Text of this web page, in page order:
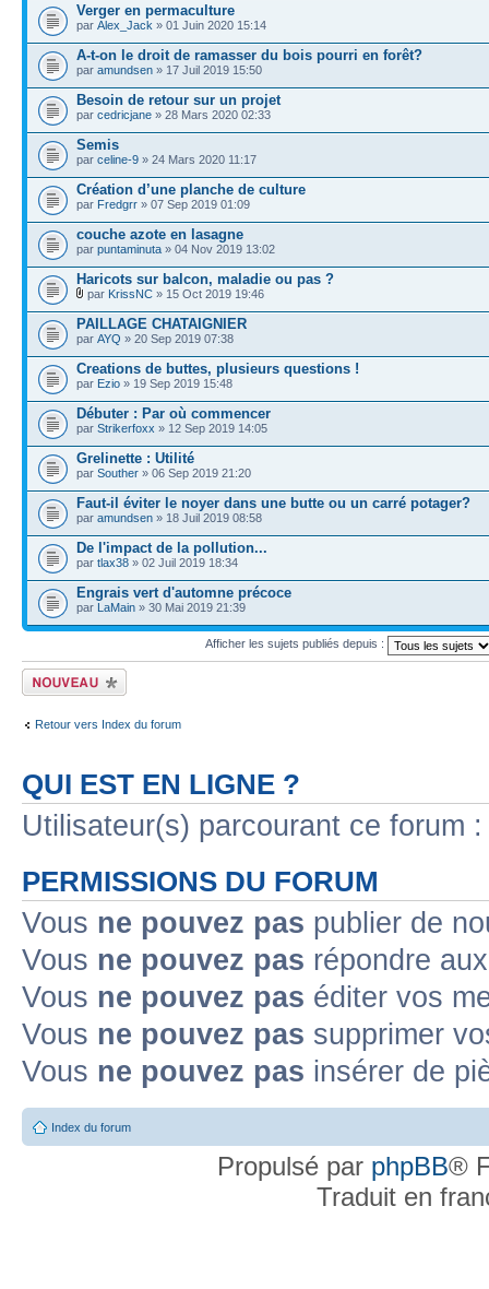
Verger en permaculture
par Alex_Jack » 01 Juin 2020 15:14
A-t-on le droit de ramasser du bois pourri en forêt?
par amundsen » 17 Juil 2019 15:50
Besoin de retour sur un projet
par cedricjane » 28 Mars 2020 02:33
Semis
par celine-9 » 24 Mars 2020 11:17
Création d’une planche de culture
par Fredgrr » 07 Sep 2019 01:09
couche azote en lasagne
par puntaminuta » 04 Nov 2019 13:02
Haricots sur balcon, maladie ou pas ?
par KrissNC » 15 Oct 2019 19:46
PAILLAGE CHATAIGNIER
par AYQ » 20 Sep 2019 07:38
Creations de buttes, plusieurs questions !
par Ezio » 19 Sep 2019 15:48
Débuter : Par où commencer
par Strikerfoxx » 12 Sep 2019 14:05
Grelinette : Utilité
par Souther » 06 Sep 2019 21:20
Faut-il éviter le noyer dans une butte ou un carré potager?
par amundsen » 18 Juil 2019 08:58
De l'impact de la pollution...
par tlax38 » 02 Juil 2019 18:34
Engrais vert d'automne précoce
par LaMain » 30 Mai 2019 21:39
Afficher les sujets publiés depuis :
Publier un nouveau
sujet
Retour vers Index du forum
QUI EST EN LIGNE ?
Utilisateur(s) parcourant ce forum
PERMISSIONS DU FORUM
Vous ne pouvez pas publier de
Vous ne pouvez pas répondre
Vous ne pouvez pas éditer vos
Vous ne pouvez pas supprimer
Vous ne pouvez pas insérer de
Index du forum
Propulsé par phpBB®
Traduit en